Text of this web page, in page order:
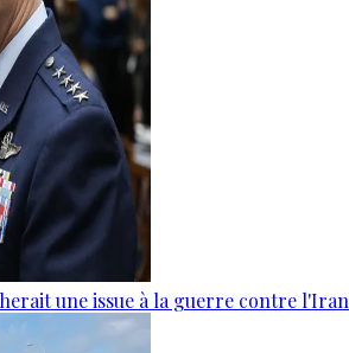
une issue à la guerre contre l'Iran